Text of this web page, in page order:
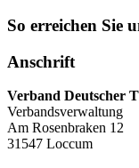
So erreichen Sie
Anschrift
Verband Deutscher
Verbandsverwaltung
Am Rosenbraken 12
31547 Loccum